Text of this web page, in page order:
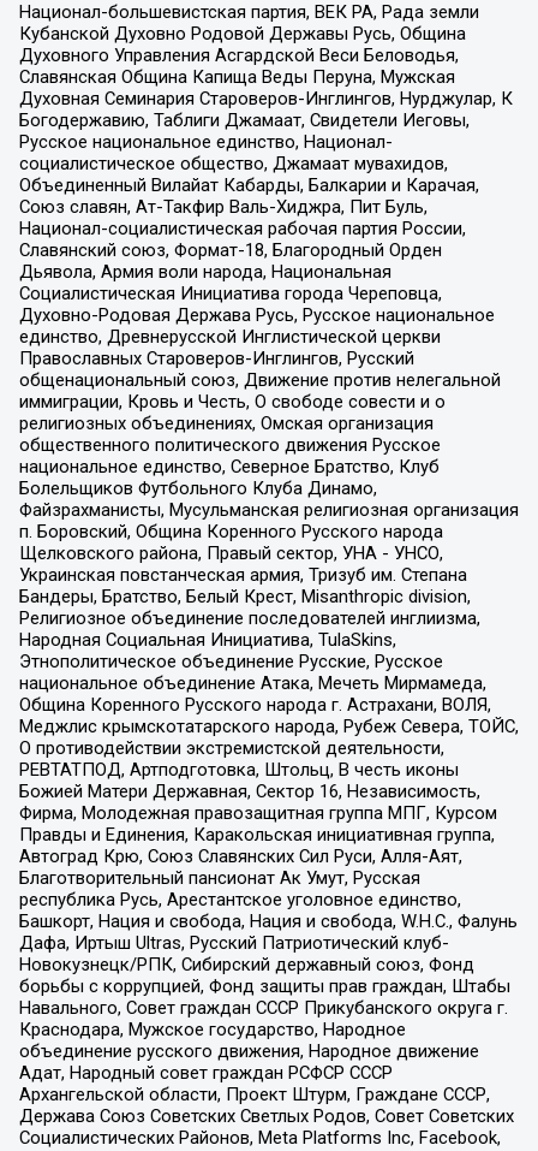
Национал-большевистская партия, ВЕК РА, Рада земли
Кубанской Духовно Родовой Державы Русь, Община
Духовного Управления Асгардской Веси Беловодья,
Славянская Община Капища Веды Перуна, Мужская
Духовная Семинария Староверов-Инглингов, Нурджулар, К
Богодержавию, Таблиги Джамаат, Свидетели Иеговы,
Русское национальное единство, Национал-
социалистическое общество, Джамаат мувахидов,
Объединенный Вилайат Кабарды, Балкарии и Карачая,
Союз славян, Ат-Такфир Валь-Хиджра, Пит Буль,
Национал-социалистическая рабочая партия России,
Славянский союз, Формат-18, Благородный Орден
Дьявола, Армия воли народа, Национальная
Социалистическая Инициатива города Череповца,
Духовно-Родовая Держава Русь, Русское национальное
единство, Древнерусской Инглистической церкви
Православных Староверов-Инглингов, Русский
общенациональный союз, Движение против нелегальной
иммиграции, Кровь и Честь, О свободе совести и о
религиозных объединениях, Омская организация
общественного политического движения Русское
национальное единство, Северное Братство, Клуб
Болельщиков Футбольного Клуба Динамо,
Файзрахманисты, Мусульманская религиозная организация
п. Боровский, Община Коренного Русского народа
Щелковского района, Правый сектор, УНА - УНСО,
Украинская повстанческая армия, Тризуб им. Степана
Бандеры, Братство, Белый Крест, Misanthropic division,
Религиозное объединение последователей инглиизма,
Народная Социальная Инициатива, TulaSkins,
Этнополитическое объединение Русские, Русское
национальное объединение Атака, Мечеть Мирмамеда,
Община Коренного Русского народа г. Астрахани, ВОЛЯ,
Меджлис крымскотатарского народа, Рубеж Севера, ТОЙС,
О противодействии экстремистской деятельности,
РЕВТАТПОД, Артподготовка, Штольц, В честь иконы
Божией Матери Державная, Сектор 16, Независимость,
Фирма, Молодежная правозащитная группа МПГ, Курсом
Правды и Единения, Каракольская инициативная группа,
Автоград Крю, Союз Славянских Сил Руси, Алля-Аят,
Благотворительный пансионат Ак Умут, Русская
республика Русь, Арестантское уголовное единство,
Башкорт, Нация и свобода, Нация и свобода, W.H.С., Фалунь
Дафа, Иртыш Ultras, Русский Патриотический клуб-
Новокузнецк/РПК, Сибирский державный союз, Фонд
борьбы с коррупцией, Фонд защиты прав граждан, Штабы
Навального, Совет граждан СССР Прикубанского округа г.
Краснодара, Мужское государство, Народное
объединение русского движения, Народное движение
Адат, Народный совет граждан РСФСР СССР
Архангельской области, Проект Штурм, Граждане СССР,
Держава Союз Советских Светлых Родов, Совет Советских
Социалистических Районов, Meta Platforms Inc, Facebook,